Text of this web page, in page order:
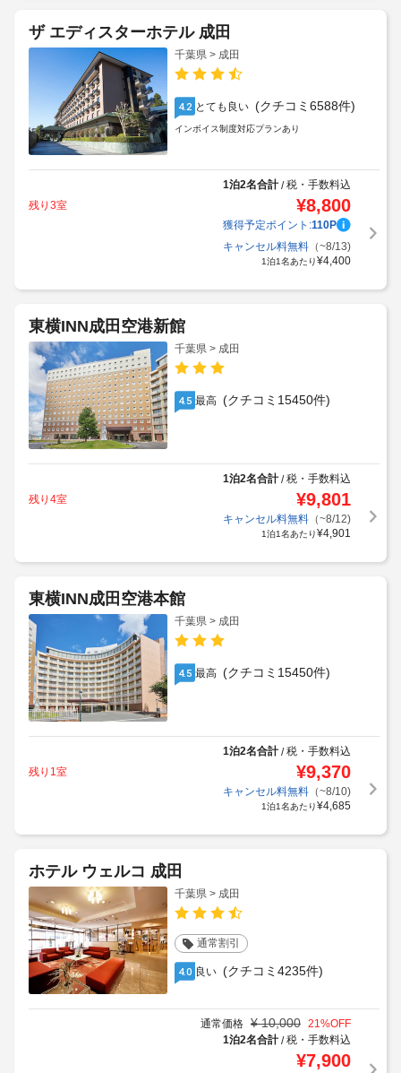
ザ エディスターホテル 成田
千葉県 > 成田
4.2 とても良い (クチコミ6588件)
インボイス制度対応プランあり
1泊2名合計/税・手数料込
残り3室
¥8,800
獲得予定ポイント:110P
キャンセル料無料（~8/13)
1泊1名あたり¥4,400
東横INN成田空港新館
千葉県 > 成田
4.5 最高 (クチコミ15450件)
1泊2名合計/税・手数料込
残り4室
¥9,801
キャンセル料無料（~8/12)
1泊1名あたり¥4,901
東横INN成田空港本館
千葉県 > 成田
4.5 最高 (クチコミ15450件)
1泊2名合計/税・手数料込
残り1室
¥9,370
キャンセル料無料（~8/10)
1泊1名あたり¥4,685
ホテル ウェルコ 成田
千葉県 > 成田
通常割引
4.0 良い (クチコミ4235件)
通常価格 ¥ 10,000 21%OFF
1泊2名合計/税・手数料込
¥7,900